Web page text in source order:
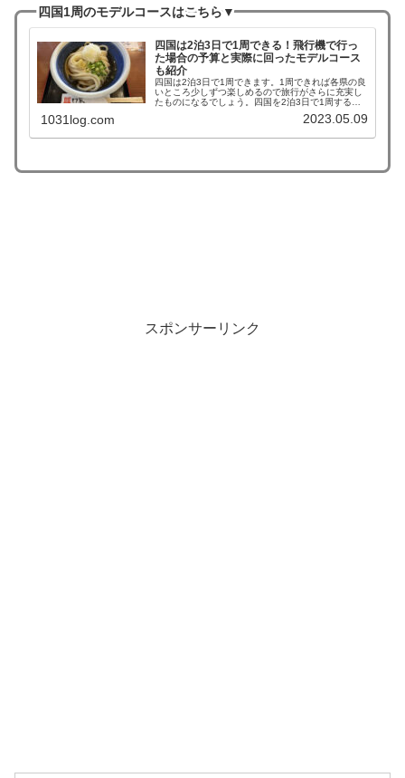
四国1周のモデルコースはこちら▼
四国は2泊3日で1周できる！飛行機で行っ
た場合の予算と実際に回ったモデルコース
も紹介
四国は2泊3日で1周できます。1周できれば各県の良
いところ少しずつ楽しめるので旅行がさらに充実し
たものになるでしょう。四国を2泊3日で1周するに
デルコースや飛行機を使った際の予算をご紹介しま
1031log.com 2023.05.09
スポンサーリンク